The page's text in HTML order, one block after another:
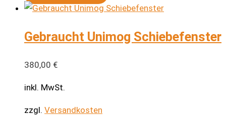
Gebraucht Unimog Schiebefenster
380,00 €
inkl. MwSt.
zzgl. Versandkosten